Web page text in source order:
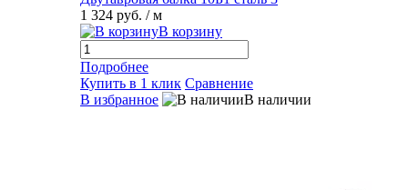
1 324 руб. / м
В корзину
Подробнее
Купить в 1 клик Сравнение
В избранное
В наличии